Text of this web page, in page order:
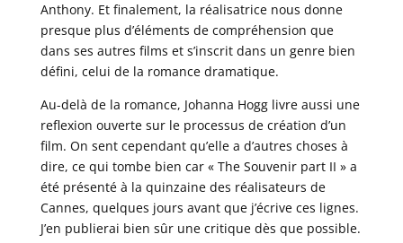
Anthony. Et finalement, la réalisatrice nous donne
presque plus d’éléments de compréhension que
dans ses autres films et s’inscrit dans un genre bien
défini, celui de la romance dramatique.
Au-delà de la romance, Johanna Hogg livre aussi une
reflexion ouverte sur le processus de création d’un
film. On sent cependant qu’elle a d’autres choses à
dire, ce qui tombe bien car « The Souvenir part II » a
été présenté à la quinzaine des réalisateurs de
Cannes, quelques jours avant que j’écrive ces lignes.
J’en publierai bien sûr une critique dès que possible.